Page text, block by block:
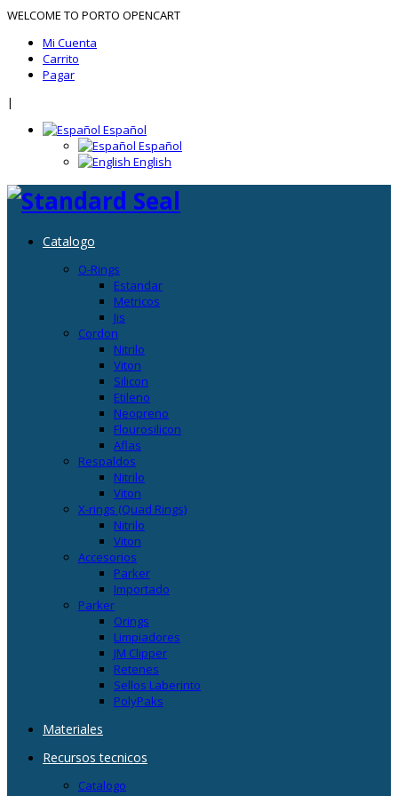
WELCOME TO PORTO OPENCART
Mi Cuenta
Carrito
Pagar
|
Español
Español
English
Catalogo
O-Rings
Estandar
Metricos
Jis
Cordon
Nitrilo
Viton
Silicon
Etileno
Neopreno
Flourosilicon
Aflas
Respaldos
Nitrilo
Viton
X-rings (Quad Rings)
Nitrilo
Viton
Accesorios
Parker
Importado
Parker
Orings
Limpiadores
JM Clipper
Retenes
Sellos Laberinto
PolyPaks
Materiales
Recursos tecnicos
Catalogo